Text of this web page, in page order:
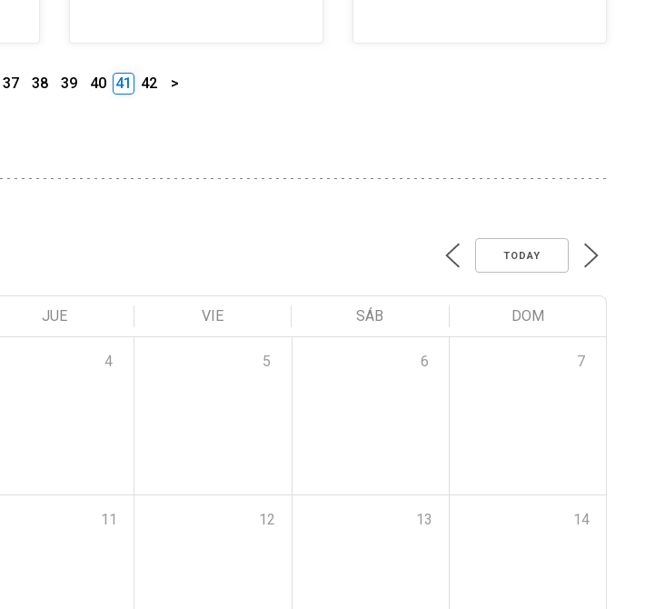
37 38 39 40 41 42 >
TODAY
JUE VIE SÁB DOM
4 5 6 7
11 12 13 14